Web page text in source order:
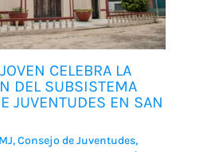
CELEBRA LA
DEL SUBSISTEMA
JUVENTUDES EN SAN
,Consejo de Juventudes,